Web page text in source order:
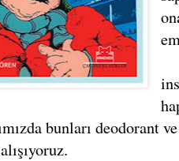
bunları deodorant